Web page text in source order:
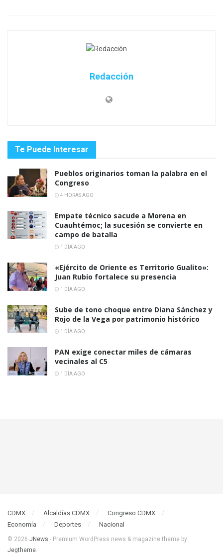
Redacción
Te Puede Interesar
Pueblos originarios toman la palabra en el
Congreso
4 HORAS AGO
Empate técnico sacude a Morena en
Cuauhtémoc; la sucesión se convierte en
campo de batalla
1 DÍA AGO
«Ejército de Oriente es Territorio Gualito»:
Juan Rubio fortalece su presencia
1 DÍA AGO
Sube de tono choque entre Diana Sánchez y
Rojo de la Vega por patrimonio histórico
1 DÍA AGO
PAN exige conectar miles de cámaras
vecinales al C5
1 DÍA AGO
CDMX Alcaldías CDMX
Congreso CDMX
Economía
Deportes Nacional
© 2026 JNews - Premium WordPress news & magazine theme by
Jegtheme